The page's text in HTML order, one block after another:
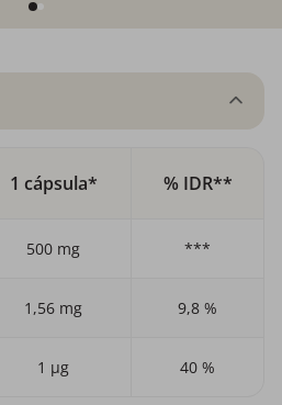
1 cápsula* % IDR**
500 mg ***
1,56 mg 9,8 %
1 µg 40 %